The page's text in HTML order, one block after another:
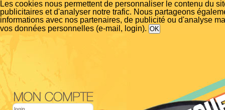
Les cookies nous permettent de personnaliser le contenu du
publicitaires et d'analyser notre trafic. Nous partageons
informations avec nos partenaires, de publicité ou d'analyse
vos données personnelles (e-mail, login).